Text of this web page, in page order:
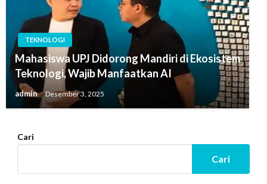
TEKNOLOGI
Mahasiswa UPJ Didorong Mandiri di Ekosistem
Teknologi, Wajib Manfaatkan AI
admin Desember 3, 2025
Cari
Cari